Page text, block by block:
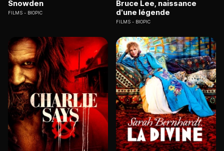
Snowden
FILMS BIOPIC
Bruce Lee, naissance
d'une légende
FILMS BIOPIC